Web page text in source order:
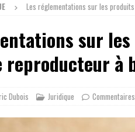
Les réglementations sur les
sur
reproducteur à
Dubois Juridique